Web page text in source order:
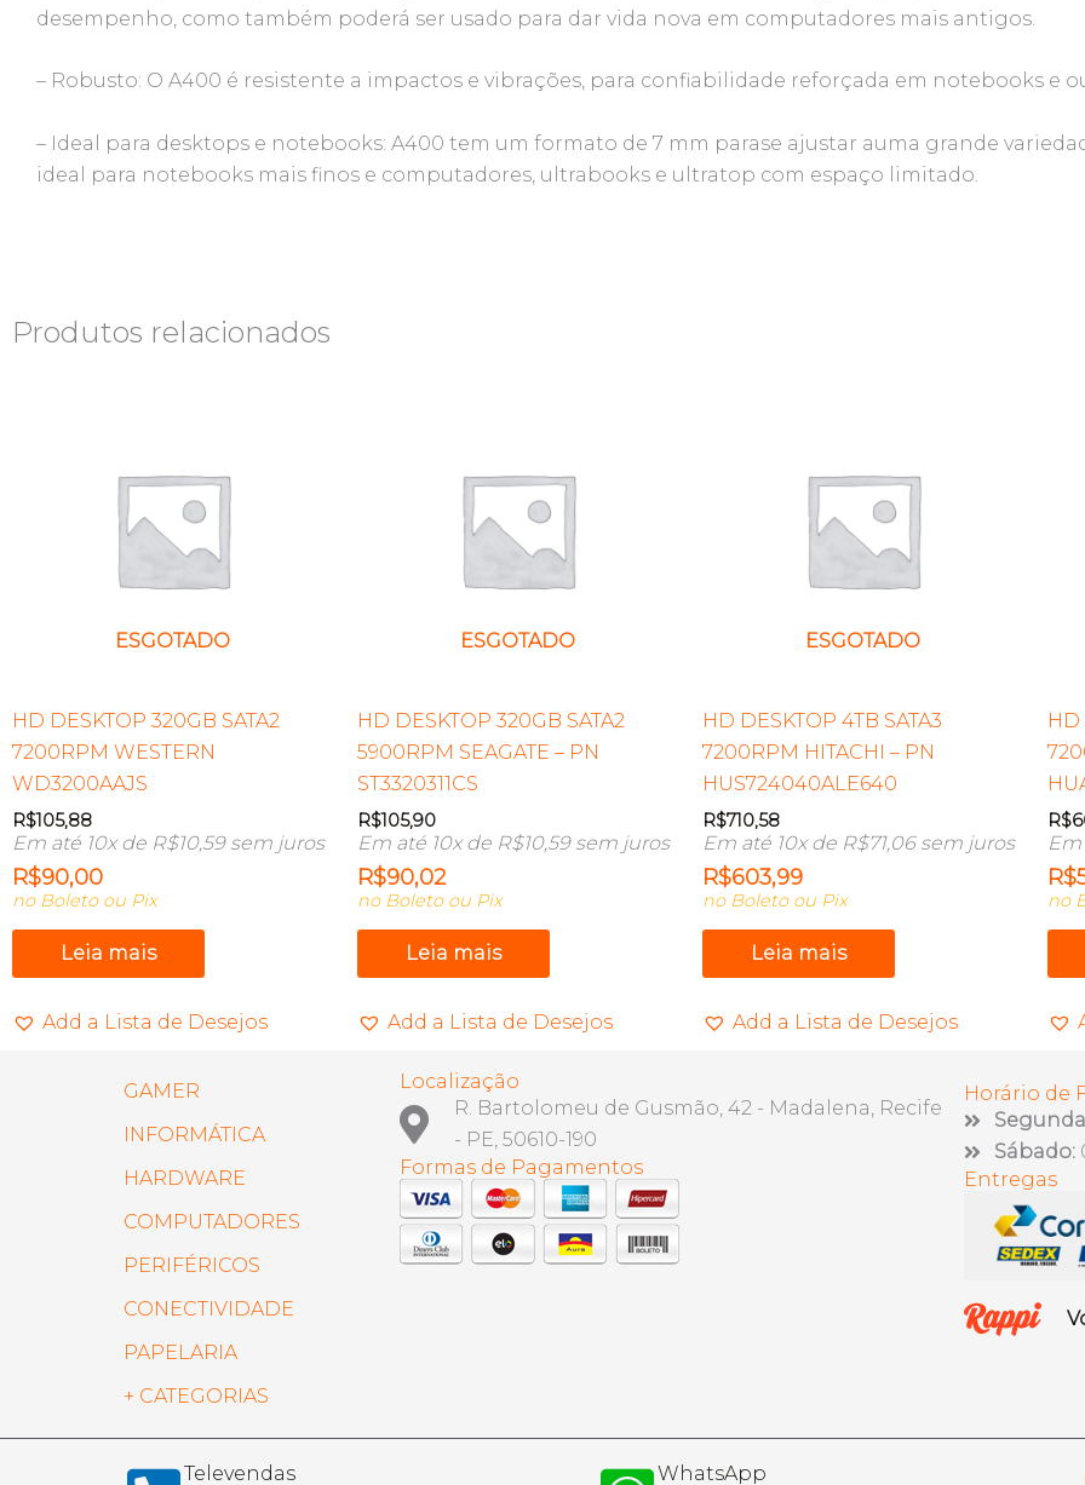
desempenho, como também poderá ser usado para dar vida nova em computadores mais antigos.
– Robusto: O A400 é resistente a impactos e vibrações, para confiabilidade reforçada em notebooks e
– Ideal para desktops e notebooks: A400 tem um formato de 7 mm parase ajustar auma grande
ideal para notebooks mais finos e computadores, ultrabooks e ultratop com espaço limitado.
Produtos relacionados
ESGOTADO
HD DESKTOP 320GB SATA2
7200RPM WESTERN
WD3200AAJS
R$105,88
Em até 10x de R$10,59sem juros
R$90,00
no Boleto ou Pix
Leia mais
Add a Lista de Desejos
ESGOTADO
HD DESKTOP 320GB SATA2
5900RPM SEAGATE – PN
ST3320311CS
R$105,90
Em até 10x de R$10,59sem juros
R$90,02
no Boleto ou Pix
Leia mais
Add a Lista de Desejos
ESGOTADO
HD DESKTOP 4TB SATA3
7200RPM HITACHI – PN
HUS724040ALE640
R$710,58
Em até 10x de R$71,06sem juros
R$603,99
no Boleto ou Pix
Leia mais
Add a Lista de Desejos
HD
R$
Em
R$
no
GAMER
INFORMÁTICA
HARDWARE
COMPUTADORES
PERIFÉRICOS
CONECTIVIDADE
PAPELARIA
+ CATEGORIAS
Localização
R. Bartolomeu de Gusmão, 42 - Madalena, Recife
- PE, 50610-190
Formas de Pagamentos
Horário de
Sábado:
Entregas
Televendas WhatsApp